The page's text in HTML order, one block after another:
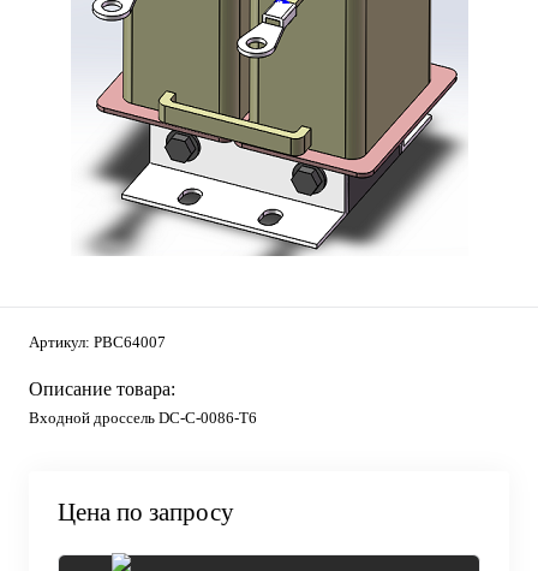
Артикул: PBC64007
Описание товара:
Входной дроссель DC-C-0086-T6
Цена по запросу